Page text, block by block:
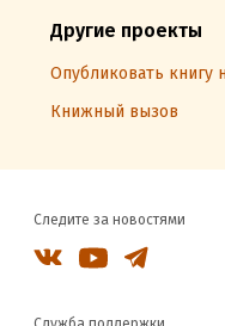
Другие проекты
Опубликовать книгу
Книжный вызов
Следите за новостями